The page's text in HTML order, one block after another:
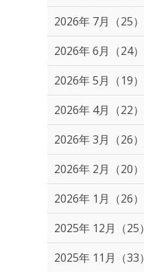
2026年 7月（25）
2026年 6月（24）
2026年 5月（19）
2026年 4月（22）
2026年 3月（26）
2026年 2月（20）
2026年 1月（26）
2025年 12月（25）
2025年 11月（33）